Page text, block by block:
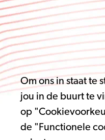
Om ons in staat te
jou in de buurt te
op
de "Functionele